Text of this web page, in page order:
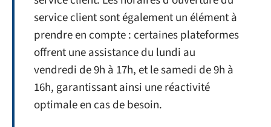
service client sont également un élément à
prendre en compte : certaines plateformes
offrent une assistance du lundi au
vendredi de 9h à 17h, et le samedi de 9h à
16h, garantissant ainsi une réactivité
optimale en cas de besoin.